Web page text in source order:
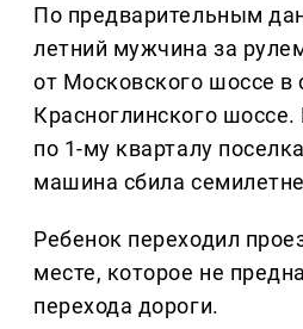
По предварительным
летний мужчина за
от Московского шоссе в
Красноглинского
по 1-му кварталу
машина сбила
Ребенок переходил
месте, которое не
перехода дороги.